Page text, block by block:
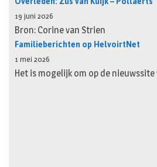
19 juni 2026
Bron: Corine van Strien
Familieberichten op HelvoirtNet
1 mei 2026
Het is mogelijk om op de